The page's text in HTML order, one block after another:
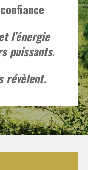
l’énergie
puissants.
révèlent.